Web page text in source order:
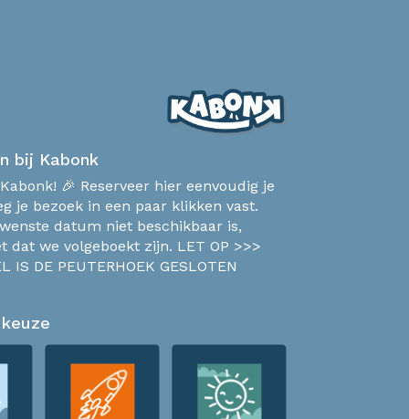
bij Kabonk
🎉 Reserveer hier eenvoudig je
je bezoek in een paar klikken vast.
datum niet beschikbaar is,
dat we volgeboekt zijn. LET OP >>>
IS DE PEUTERHOEK GESLOTEN